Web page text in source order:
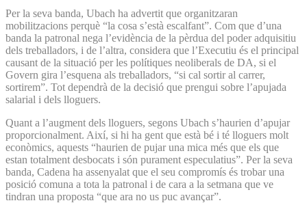
Per la seva banda, Ubach ha advertit que organitzaran
mobilitzacions perquè “la cosa s’està escalfant”. Com que d’una
banda la patronal nega l’evidència de la pèrdua del poder adquisitiu
dels treballadors, i de l’altra, considera que l’Executiu és el principal
causant de la situació per les polítiques neoliberals de DA, si el
Govern gira l’esquena als treballadors, “si cal sortir al carrer,
sortirem”. Tot dependrà de la decisió que prengui sobre l’apujada
salarial i dels lloguers.
Quant a l’augment dels lloguers, segons Ubach s’haurien d’apujar
proporcionalment. Així, si hi ha gent que està bé i té lloguers molt
econòmics, aquests “haurien de pujar una mica més que els que
estan totalment desbocats i són purament especulatius”. Per la seva
banda, Cadena ha assenyalat que el seu compromís és trobar una
posició comuna a tota la patronal i de cara a la setmana que ve
tindran una proposta “que ara no us puc avançar”.